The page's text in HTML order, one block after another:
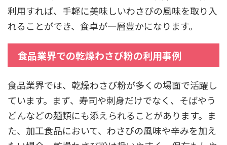
利用すれば、手軽に美味しいわさびの風味を取り入
れることができ、食卓が一層豊かになります。
食品業界での乾燥わさび粉の利用事例
食品業界では、乾燥わさび粉が多くの場面で活躍し
ています。まず、寿司や刺身だけでなく、そばやう
どんなどの麺類にも添えられることがあります。ま
た、加工食品において、わさびの風味や辛みを加え